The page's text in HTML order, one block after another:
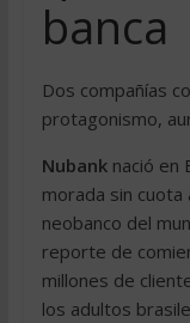
banca
Dos compañías
protagonismo,
Nubanknació en
morada sin
neobanco del
reporte de
millones de
los adultos